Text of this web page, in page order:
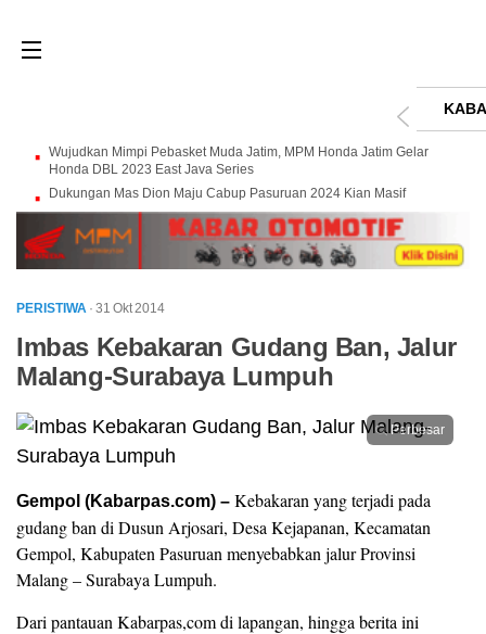
Wujudkan Mimpi Pebasket Muda Jatim, MPM Honda Jatim Gelar
Honda DBL 2023 East Java Series
Dukungan Mas Dion Maju Cabup Pasuruan 2024 Kian Masif
PERISTIWA · 31 Okt 2014
Imbas Kebakaran Gudang Ban, Jalur
Malang-Surabaya Lumpuh
Perbesar
Gempol (Kabarpas.com) – Kebakaran yang terjadi pada
gudang ban di Dusun Arjosari, Desa Kejapanan, Kecamatan
Gempol, Kabupaten Pasuruan menyebabkan jalur Provinsi
Malang – Surabaya Lumpuh.
Dari pantauan Kabarpas,com di lapangan, hingga berita ini